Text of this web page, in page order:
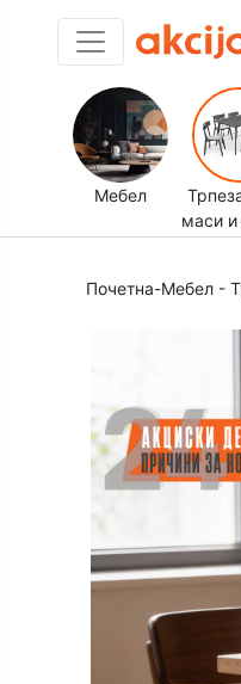
Мебел
маси и
Почетна-Мебел -